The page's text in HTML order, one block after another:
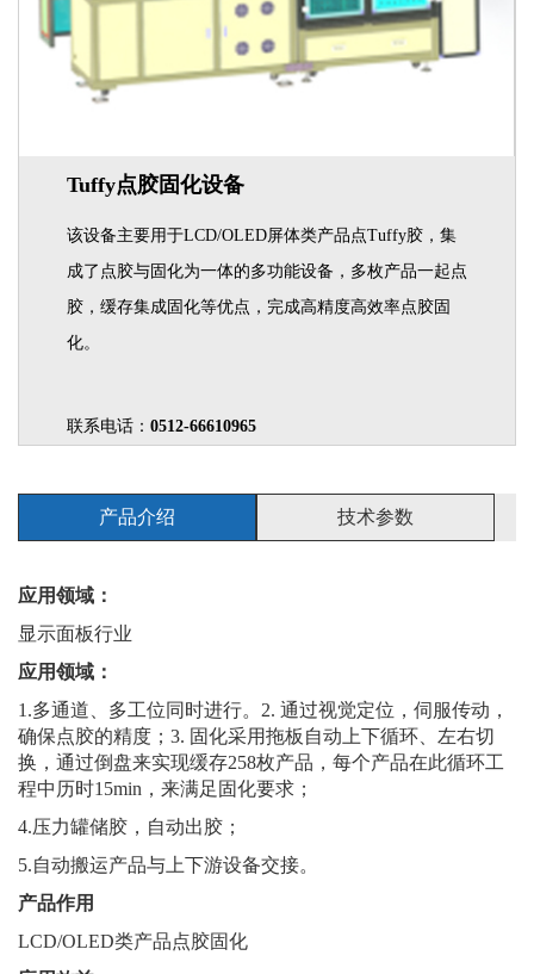
Tuffy点胶固化设备
该设备主要用于LCD/OLED屏体类产品点Tuffy胶，集
成了点胶与固化为一体的多功能设备，多枚产品一起点
胶，缓存集成固化等优点，完成高精度高效率点胶固
化。
联系电话： 0512-66610965
产品介绍 技术参数
应用领域：
显示面板行业
应用领域：
1.多通道、多工位同时进行。2. 通过视觉定位，伺服传动，
确保点胶的精度；3. 固化采用拖板自动上下循环、左右切
换，通过倒盘来实现缓存258枚产品，每个产品在此循环工
程中历时15min，来满足固化要求；
4.压力罐储胶，自动出胶；
5.自动搬运产品与上下游设备交接。
产品作用
LCD/OLED类产品点胶固化